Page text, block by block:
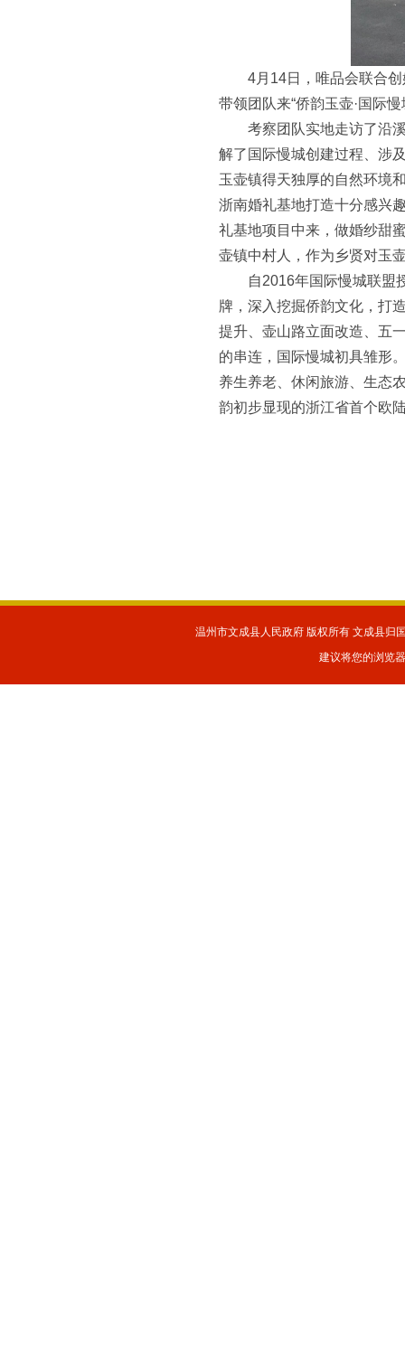
4月14日，唯品会联合
带领团队来“侨韵玉壶·国际
考察团队实地走访了沿
解了国际慢城创建过程、涉
玉壶镇得天独厚的自然环境
浙南婚礼基地打造十分感兴
礼基地项目中来，做婚纱甜
壶镇中村人，作为乡贤对玉
自2016年国际慢城联盟
牌，深入挖掘侨韵文化，打
提升、壶山路立面改造、五
的串连，国际慢城初具雏形
养生养老、休闲旅游、生态
韵初步显现的浙江省首个欧
温州市文成县人民政府 版权所有 文成县
建议将您的浏览